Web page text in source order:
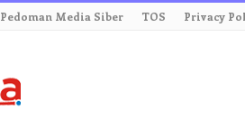
Pedoman Media Siber TOS Privacy